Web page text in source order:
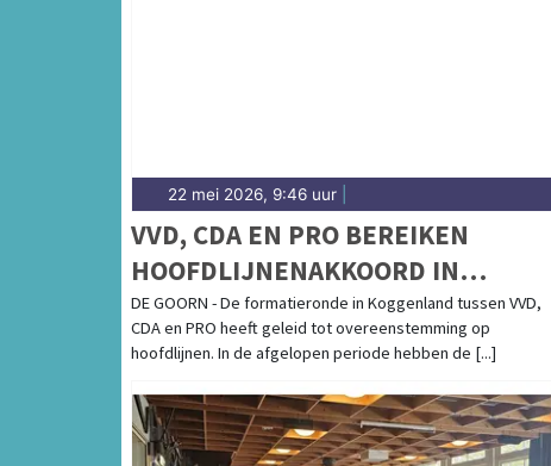
22 mei 2026, 9:46 uur
VVD, CDA EN PRO BEREIKEN
HOOFDLIJNENAKKOORD IN
KOGGENLAND
DE GOORN - De formatieronde in Koggenland tussen VVD,
CDA en PRO heeft geleid tot overeenstemming op
hoofdlijnen. In de afgelopen periode hebben de [...]